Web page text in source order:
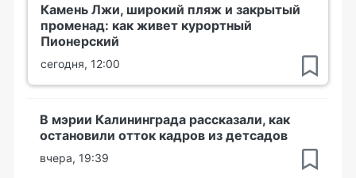
Камень Лжи, широкий пляж и закрытый
променад: как живет курортный
Пионерский
сегодня, 12:00
В мэрии Калининграда рассказали, как
остановили отток кадров из детсадов
вчера, 19:39